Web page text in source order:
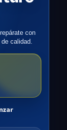
y
calidad
y